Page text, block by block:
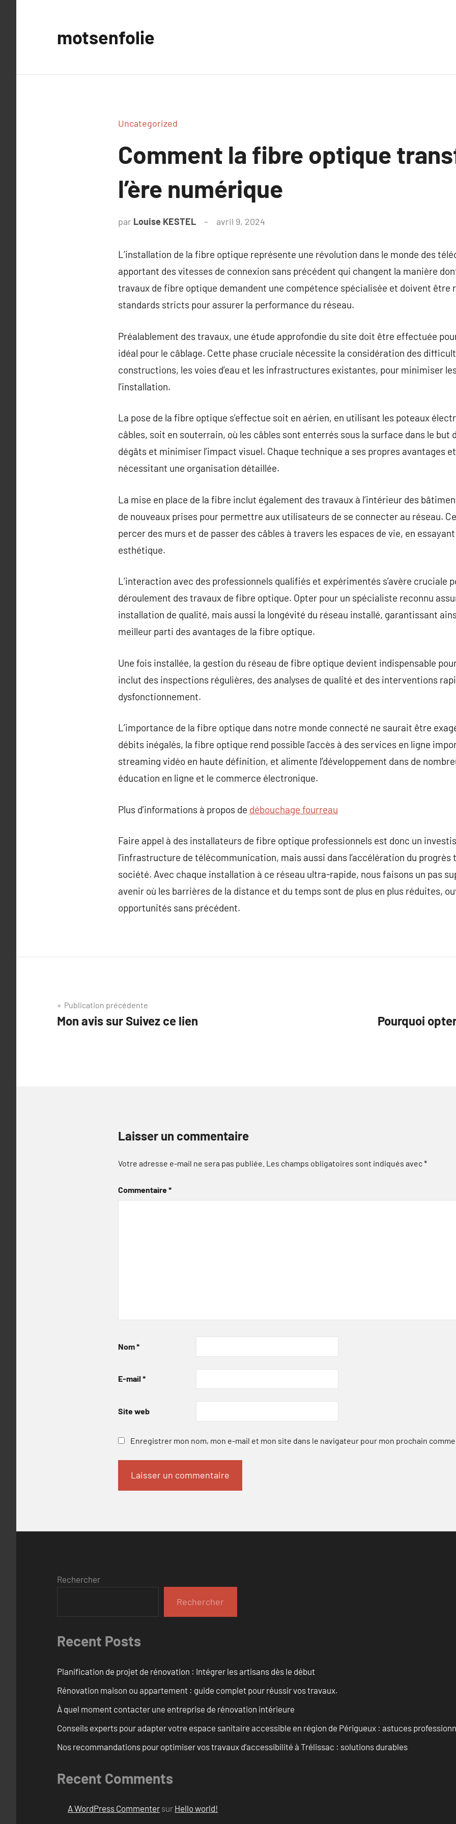
motsenfolie
Uncategorized
Comment la fibre optique
l’ère numérique
par Louise KESTEL avril 9, 2024
L’installation de la fibre optique représente une révolution dans le monde des
apportant des vitesses de connexion sans précédent qui changent la manière
travaux de fibre optique demandent une compétence spécialisée et doivent être
standards stricts pour assurer la performance du réseau.
Préalablement des travaux, une étude approfondie du site doit être effectuée
idéal pour le câblage. Cette phase cruciale nécessite la considération des
constructions, les voies d’eau et les infrastructures existantes, pour minimiser
l’installation.
La pose de la fibre optique s’effectue soit en aérien, en utilisant les poteaux
câbles, soit en souterrain, où les câbles sont enterrés sous la surface dans le but
dégâts et minimiser l’impact visuel. Chaque technique a ses propres avantages
nécessitant une organisation détaillée.
La mise en place de la fibre inclut également des travaux à l’intérieur des
de nouveaux prises pour permettre aux utilisateurs de se connecter au réseau.
percer des murs et de passer des câbles à travers les espaces de vie, en
esthétique.
L’interaction avec des professionnels qualifiés et expérimentés s’avère cruciale
déroulement des travaux de fibre optique. Opter pour un spécialiste reconnu
installation de qualité, mais aussi la longévité du réseau installé, garantissant
meilleur parti des avantages de la fibre optique.
Une fois installée, la gestion du réseau de fibre optique devient indispensable
inclut des inspections régulières, des analyses de qualité et des interventions
dysfonctionnement.
L’importance de la fibre optique dans notre monde connecté ne saurait être
débits inégalés, la fibre optique rend possible l’accès à des services en ligne
streaming vidéo en haute définition, et alimente l’développement dans de
éducation en ligne et le commerce électronique.
Plus d’informations à propos de débouchage fourreau
Faire appel à des installateurs de fibre optique professionnels est donc un
l’infrastructure de télécommunication, mais aussi dans l’accélération du progrès
société. Avec chaque installation à ce réseau ultra-rapide, nous faisons un pas
avenir où les barrières de la distance et du temps sont de plus en plus réduites,
opportunités sans précédent.
Navigation
de
Publication précédente
Mon avis sur Suivez ce lien
Pourquoi
Laisser un commentaire
Votre adresse e-mail ne sera pas publiée. Les champs obligatoires sont indiqués avec*
Commentaire*
Nom*
E-mail *
Site web
Enregistrer mon nom, mon e-mail et mon site dans le navigateur pour mon prochain
Rechercher
Rechercher
Recent Posts
Planification de projet de rénovation : Intégrer les artisans dès le début
Rénovation maison ou appartement : guide complet pour réussir vos travaux.
À quel moment contacter une entreprise de rénovation intérieure
Conseils experts pour adapter votre espace sanitaire accessible en région de Périgueux : astuces
Nos recommandations pour optimiser vos travaux d’accessibilité à Trélissac : solutions durables
Recent Comments
A WordPress Commenter sur Hello world!